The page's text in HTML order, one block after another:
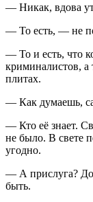
— Никак, вдова
— То есть, — не
— То и есть, что
криминалистов, а
плитах.
— Как думаешь,
— Кто её знает.
не было. В свете
угодно.
— А прислуга?
быть.